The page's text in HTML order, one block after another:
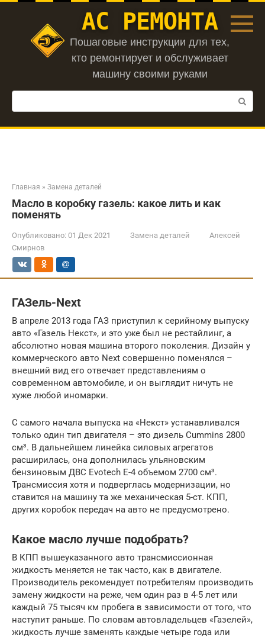
Перейти
АС РЕМОНТА
Пошаговые инструкции для тех,
кто ремонтирует и обслуживает
машину своими руками
Поиск:
Главная » Замена деталей
Масло в коробку газель: какое лить и как
поменять
Опубликовано: 01 Дек 2021 Замена деталей
Алексей
Смирнов
ГАЗель-Next
В апреле 2013 года ГАЗ приступил к серийному выпуску
авто «Газель Некст», и это уже был не рестайлинг, а
абсолютно новая машина второго поколения. Дизайн у
коммерческого авто Next совершенно поменялся –
внешний вид его отвечает представлениям о
современном автомобиле, и он выглядит ничуть не
хуже любой иномарки.
С самого начала выпуска на «Некст» устанавливался
только один тип двигателя – это дизель Cummins 2800
см³. В дальнейшем линейка силовых агрегатов
расширилась, она дополнилась ульяновским
бензиновым ДВС Evotech E-4 объемом 2700 см³.
Трансмиссия хотя и подверглась модернизации, но
ставится на машину та же механическая 5-ст. КПП,
других коробок передач на авто не предусмотрено.
Какое масло лучше подобрать?
В КПП вышеуказанного авто трансмиссионная
жидкость меняется не так часто, как в двигателе.
Производитель рекомендует потребителям производить
замену жидкости на реже, чем один раз в 4-5 лет или
каждый 75 тысяч км пробега в зависимости от того, что
наступит раньше. По словам автовладельцев «Газелей»,
жидкость лучше заменять каждые четыре года или